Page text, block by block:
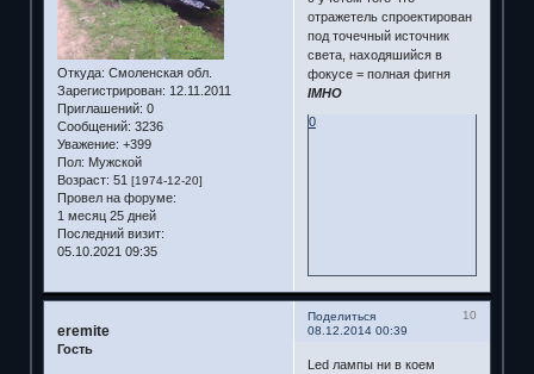
Откуда: Смоленская обл.
Зарегистрирован: 12.11.2011
Приглашений: 0
Сообщений: 3236
Уважение: +399
Пол: Мужской
Возраст: 51 [1974-12-20]
Провел на форуме:
1 месяц 25 дней
Последний визит:
05.10.2021 09:35
отражетель спроектирован
под точечный источник
света, находяшийся в
фокусе = полная фигня
IMHO
0
Поделиться
10
08.12.2014 00:39
eremite
Гость
Led лампы ни в коем